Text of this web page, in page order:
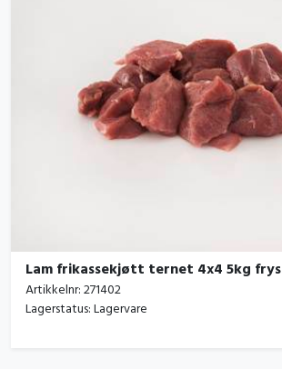
Lam frikassekjøtt ternet 4x4 5kg frys
Artikkelnr:271402
Lagerstatus:Lagervare